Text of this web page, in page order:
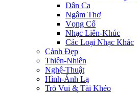
Dân Ca
Ngâm Thơ
Vọng Cổ
Nhạc Liên-Khúc
Các Loại Nhạc Khác
Cảnh Đẹp
Thiên-Nhiên
Nghệ-Thuật
Hình-Ảnh Lạ
Trò Vui & Tài Khéo